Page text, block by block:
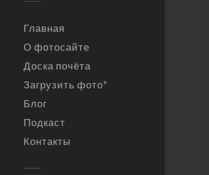
Главная
О фотосайте
Доска почёта
Загрузить фото*
Блог
Подкаст
Контакты